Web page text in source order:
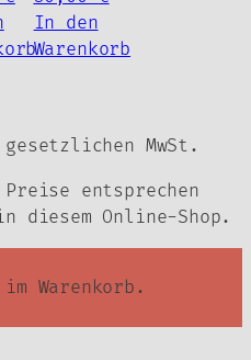
Preis
ist:
46,90 €
ist:
In den
Warenkorb
MwSt.
entsprechen
diesem Online-Shop.
Warenkorb.